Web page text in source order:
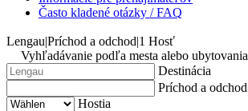
Často kladené otázky / FAQ
Lengau|Príchod a odchod|1 Hosť
Vyhľadávanie podľa mesta alebo ubytovania
Destinácia
Príchod a odchod
Hostia